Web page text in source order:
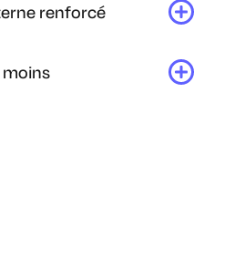
renforcé
moins